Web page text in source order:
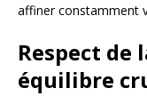
affiner constamment
Respect de
équilibre